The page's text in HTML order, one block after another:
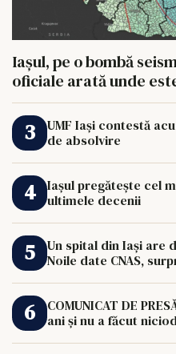
Iașul, pe o bombă
oficiale arată unde
UMF Iași contestă
de absolvire
Iașul pregătește cel
ultimele decenii
Un spital din Iași are
Noile date CNAS,
COMUNICAT DE
ani și nu a făcut